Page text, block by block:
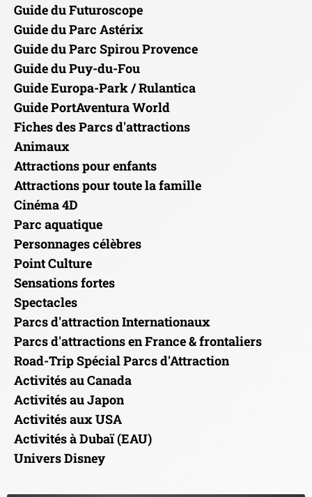
Guide du Futuroscope
Guide du Parc Astérix
Guide du Parc Spirou Provence
Guide du Puy-du-Fou
Guide Europa-Park / Rulantica
Guide PortAventura World
Fiches des Parcs d'attractions
Animaux
Attractions pour enfants
Attractions pour toute la famille
Cinéma 4D
Parc aquatique
Personnages célèbres
Point Culture
Sensations fortes
Spectacles
Parcs d'attraction Internationaux
Parcs d'attractions en France & frontaliers
Road-Trip Spécial Parcs d'Attraction
Activités au Canada
Activités au Japon
Activités aux USA
Activités à Dubaï (EAU)
Univers Disney